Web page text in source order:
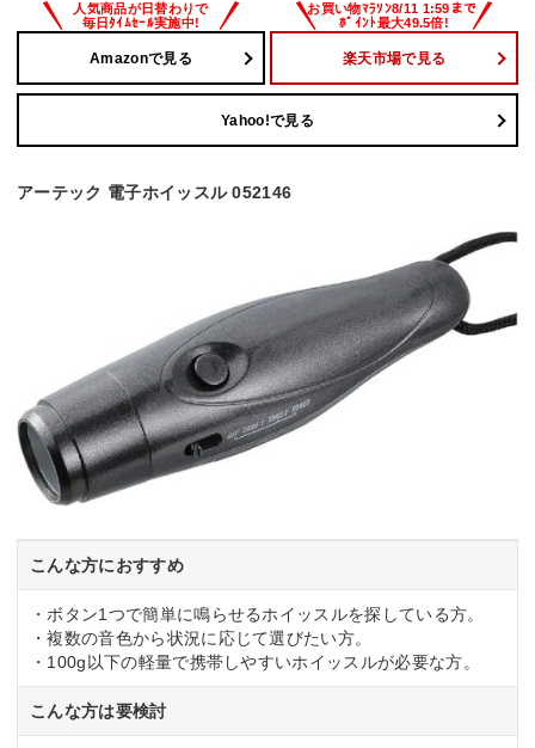
Amazonで見る 楽天市場で見る
Yahoo!で見る
アーテック 電子ホイッスル 052146
こんな方におすすめ
・ボタン1つで簡単に鳴らせるホイッスルを探している方。
・複数の音色から状況に応じて選びたい方。
・100g以下の軽量で携帯しやすいホイッスルが必要な方。
こんな方は要検討